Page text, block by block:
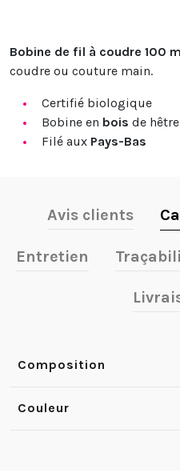
Bobine de fil à coudre 100
coudre ou couture main.
Certifié biologique
Bobine en bois de hêtre
Filé aux Pays-Bas
Avis clients
Entretien
Composition
Couleur